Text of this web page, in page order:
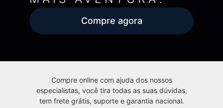
Compre agora
Compre online com ajuda dos nossos
especialistas, você tira todas as suas dúvidas,
tem frete grátis, suporte e garantia nacional.